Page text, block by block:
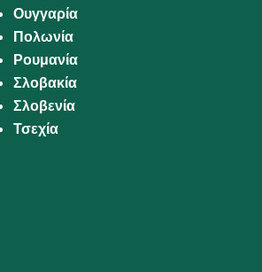
Ουγγαρία
Πολωνία
Ρουμανία
Σλοβακία
Σλοβενία
Τσεχία